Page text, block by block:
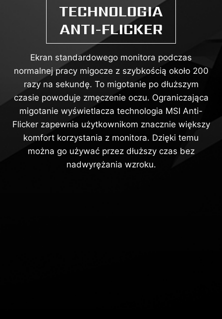
TECHNOLOGIA
ANTI-FLICKER
Ekran standardowego monitora podczas
normalnej pracy migocze z szybkością około 200
razy na sekundę. To migotanie po dłuższym
czasie powoduje zmęczenie oczu. Ograniczająca
migotanie wyświetlacza technologia MSI Anti-
Flicker zapewnia użytkownikom znacznie większy
komfort korzystania z monitora. Dzięki temu
można go używać przez dłuższy czas bez
nadwyrężania wzroku.